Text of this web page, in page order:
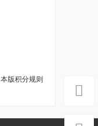
本版积分规则